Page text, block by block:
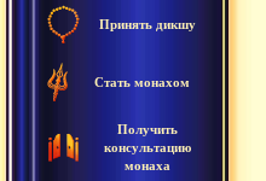
Принять дикшу
Стать монахом
Получить
консультацию
монаха